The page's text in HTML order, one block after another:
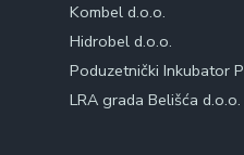
Kombel d.o.o.
Hidrobel d.o.o.
Poduzetnički Inkubator
LRA grada Belišća d.o.o.